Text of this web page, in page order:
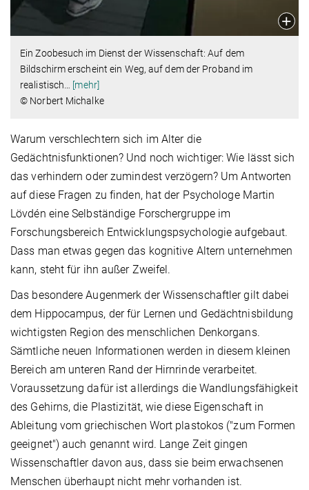
Ein Zoobesuch im Dienst der Wissenschaft: Auf dem
Bildschirm erscheint ein Weg, auf dem der Proband im
realistisch
[mehr]
© Norbert Michalke
Warum verschlechtern sich im Alter die
Gedächtnisfunktionen? Und noch wichtiger: Wie lässt sich
das verhindern oder zumindest verzögern? Um Antworten
auf diese Fragen zu finden, hat der Psychologe Martin
Lövdén eine Selbständige Forschergruppe im
Forschungsbereich Entwicklungspsychologie aufgebaut.
Dass man etwas gegen das kognitive Altern unternehmen
kann, steht für ihn außer Zweifel.
Das besondere Augenmerk der Wissenschaftler gilt dabei
dem Hippocampus, der für Lernen und Gedächtnisbildung
wichtigsten Region des menschlichen Denkorgans.
Sämtliche neuen Informationen werden in diesem kleinen
Bereich am unteren Rand der Hirnrinde verarbeitet.
Voraussetzung dafür ist allerdings die Wandlungsfähigkeit
des Gehirns, die Plastizität, wie diese Eigenschaft in
Ableitung vom griechischen Wort plastokos ("zum Formen
geeignet") auch genannt wird. Lange Zeit gingen
Wissenschaftler davon aus, dass sie beim erwachsenen
Menschen überhaupt nicht mehr vorhanden ist.